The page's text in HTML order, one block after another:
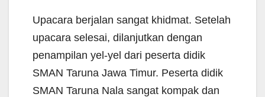
Upacara berjalan sangat khidmat. Setelah
upacara selesai, dilanjutkan dengan
penampilan yel-yel dari peserta didik
SMAN Taruna Jawa Timur. Peserta didik
SMAN Taruna Nala sangat kompak dan